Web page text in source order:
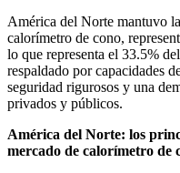
América del Norte mantuvo
calorímetro de cono,
lo que representa el 33.5%
respaldado por capacidades
seguridad rigurosos y una
privados y públicos.
América del Norte: los
mercado de calorímetro de